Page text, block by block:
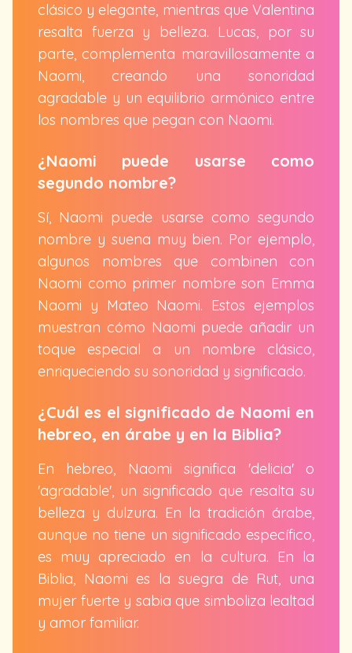
clásico y elegante, mientras que Valentina
resalta fuerza y belleza. Lucas, por su
parte, complementa maravillosamente a
Naomi, creando una sonoridad
agradable y un equilibrio armónico entre
los nombres que pegan con Naomi.
¿Naomi puede usarse como
segundo nombre?
Sí, Naomi puede usarse como segundo
nombre y suena muy bien. Por ejemplo,
algunos nombres que combinen con
Naomi como primer nombre son Emma
Naomi y Mateo Naomi. Estos ejemplos
muestran cómo Naomi puede añadir un
toque especial a un nombre clásico,
enriqueciendo su sonoridad y significado.
¿Cuál es el significado de Naomi en
hebreo, en árabe y en la Biblia?
En hebreo, Naomi significa 'delicia' o
'agradable', un significado que resalta su
belleza y dulzura. En la tradición árabe,
aunque no tiene un significado específico,
es muy apreciado en la cultura. En la
Biblia, Naomi es la suegra de Rut, una
mujer fuerte y sabia que simboliza lealtad
y amor familiar.